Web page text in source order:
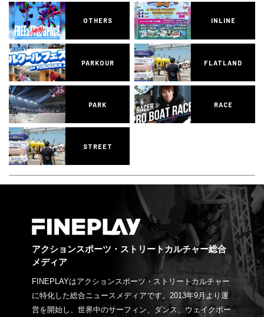
OTHERS INLINE
PARKOUR FLATLAND
PARK RACE
STREET
アクションスポーツ・ストリートカルチャー総合
メディア
FINEPLAYはアクションスポーツ・ストリートカルチャー
に特化した総合ニュースメディアです。2013年9月より運
営を開始し、世界中のサーフィン、ダンス、ウェイクボー